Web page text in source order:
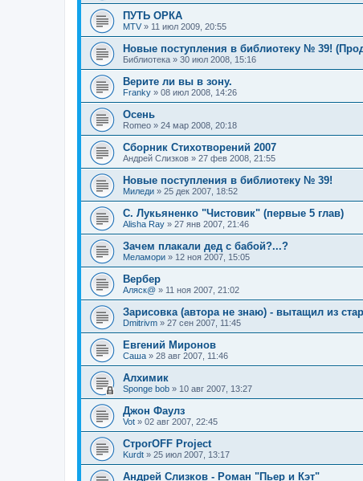
ПУТЬ ОРКА
MTV » 11 июл 2009, 20:55
Новые поступления в библиотеку № 39!
Библиотека » 30 июл 2008, 15:16
Верите ли вы в зону.
Franky » 08 июл 2008, 14:26
Осень
Romeo » 24 мар 2008, 20:18
Сборник Стихотворений 2007
Андрей Слизков » 27 фев 2008, 21:55
Новые поступления в библиотеку № 39!
Миледи » 25 дек 2007, 18:52
С. Лукьяненко "Чистовик" (первые 5 глав)
Alisha Ray » 27 янв 2007, 21:46
Зачем плакали дед с бабой?...?
Меламори » 12 ноя 2007, 15:05
Вербер
Аляск@ » 11 ноя 2007, 21:02
Зарисовка (автора не знаю) - вытащил из
Dmitrivm » 27 сен 2007, 11:45
Евгений Миронов
Саша » 28 авг 2007, 11:46
Алхимик
Sponge bob » 10 авг 2007, 13:27
Джон Фаулз
Vot » 02 авг 2007, 22:45
СтрогOFF Project
Kurdt » 25 июл 2007, 13:17
Андрей Слизков - Роман "Пьер и Кэт"